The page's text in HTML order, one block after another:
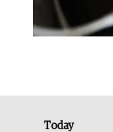
Today